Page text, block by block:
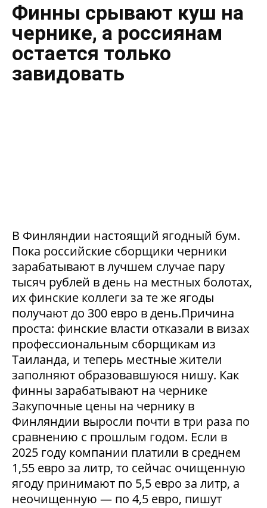
Финны срывают куш на
чернике, а россиянам
остается только
завидовать
В Финляндии настоящий ягодный бум.
Пока российские сборщики черники
зарабатывают в лучшем случае пару
тысяч рублей в день на местных болотах,
их финские коллеги за те же ягоды
получают до 300 евро в день.Причина
проста: финские власти отказали в визах
профессиональным сборщикам из
Таиланда, и теперь местные жители
заполняют образовавшуюся нишу. Как
финны зарабатывают на чернике
Закупочные цены на чернику в
Финляндии выросли почти в три раза по
сравнению с прошлым годом. Если в
2025 году компании платили в среднем
1,55 евро за литр, то сейчас очищенную
ягоду принимают по 5,5 евро за литр, а
неочищенную — по 4,5 евро, пишут